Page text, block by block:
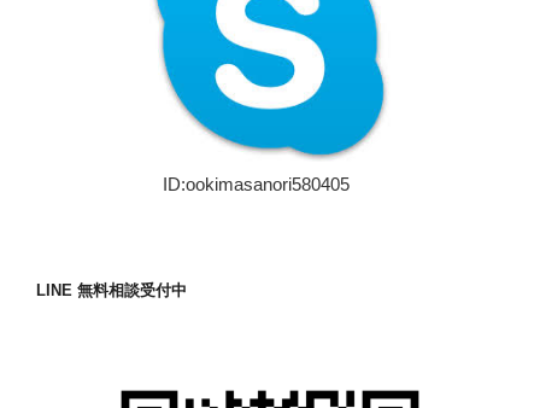
ID:ookimasanori580405
LINE 無料相談受付中